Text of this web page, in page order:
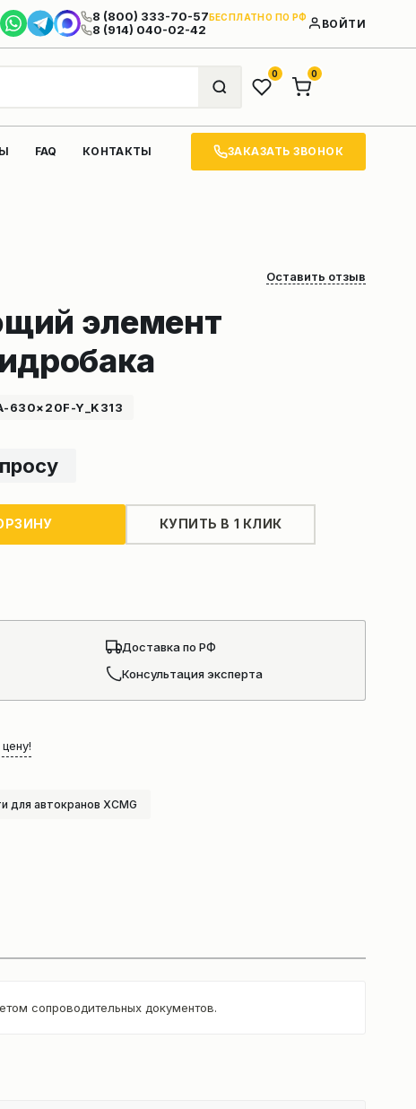
8 (800) 333-70-57БЕСПЛАТНО ПО РФ
8 (914) 040-02-42 ВОЙТИ
0 0
FAQ КОНТАКТЫ ЗАКАЗАТЬ ЗВОНОК
Оставить отзыв
элемент
630×20F-Y_K313
КУПИТЬ В 1 КЛИК
Доставка по РФ
Консультация эксперта
для автокранов XCMG
сопроводительных документов.